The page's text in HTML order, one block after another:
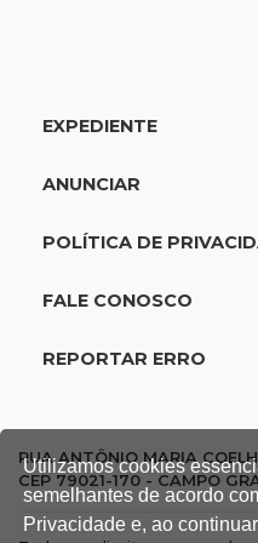
Utilizamos cookies
semelhantes de acordo
Privacidade e, ao
20:06Balcão de
abertas em 114
Em visita à Feira
futuro do jogo do
19:09
Cotação
EXPEDIENTE
ANUNCIAR
POLÍTICA DE
FALE CONOSCO
REPORTAR ERRO
RUA ANTÔNIO MARIA
CEP 79021-170 - CAMPO